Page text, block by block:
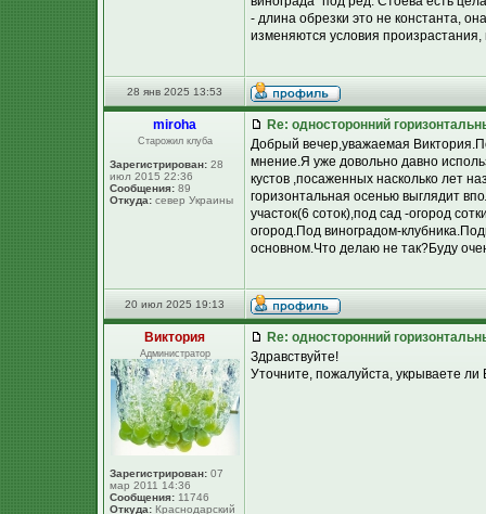
- длина обрезки это не константа,
изменяются условия
28 янв 2025 13:53
miroha
Старожил клуба
Зарегистрирован: 28
июл 2015 22:36
Сообщения: 89
Откуда: север Украины
Re: односторонний
Добрый вечер,уважаемая
мнение.Я уже довольно давно
кустов ,посаженных насколько лет
горизонтальная осенью выглядит
участок(6 соток),под сад -огород
огород.Под виноградом-
основном.Что делаю не так?Буду
20 июл 2025 19:13
Виктория
Администратор
Зарегистрирован: 07
мар 2011 14:36
Сообщения: 11746
Откуда: Краснодарский
Re: односторонний
Здравствуйте!
Уточните, пожалуйста, укрываете